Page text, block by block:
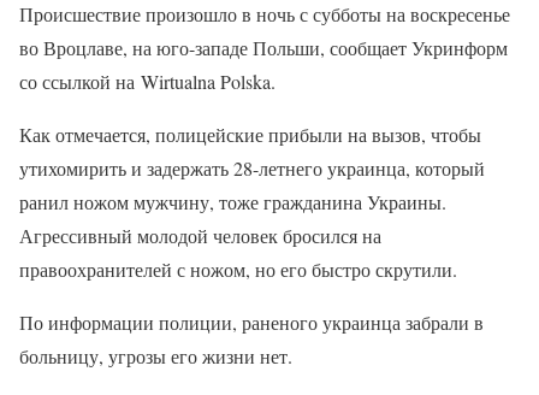
Происшествие произошло в ночь с субботы на воскресенье
во Вроцлаве, на юго-западе Польши, сообщает Укринформ
со ссылкой на Wirtualna Polska.
Как отмечается, полицейские прибыли на вызов, чтобы
утихомирить и задержать 28-летнего украинца, который
ранил ножом мужчину, тоже гражданина Украины.
Агрессивный молодой человек бросился на
правоохранителей с ножом, но его быстро скрутили.
По информации полиции, раненого украинца забрали в
больницу, угрозы его жизни нет.